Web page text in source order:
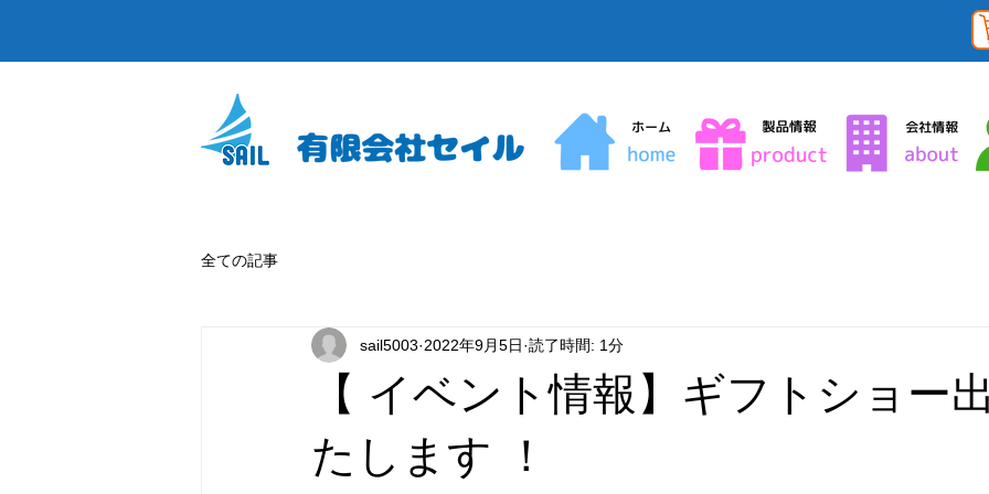
全ての記事
【 イベント情報】ギフトショー
たします ！
sail5003 2022年9月5日 読了時間: 1分